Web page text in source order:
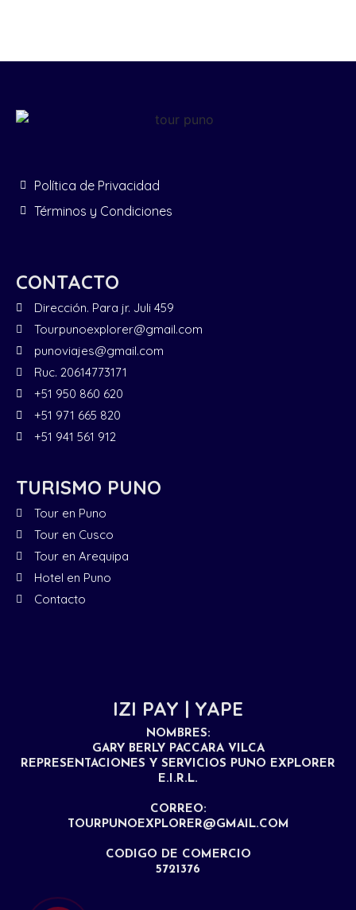
Política de Privacidad
Términos y Condiciones
CONTACTO
Dirección. Para jr. Juli 459
Tourpunoexplorer@gmail.com
punoviajes@gmail.com
Ruc. 20614773171
+51 950 860 620
+51 971 665 820
+51 941 561 912
TURISMO PUNO
Tour en Puno
Tour en Cusco
Tour en Arequipa
Hotel en Puno
Contacto
IZI PAY | YAPE
NOMBRES:
GARY BERLY PACCARA VILCA
REPRESENTACIONES Y SERVICIOS PUNO EXPLORER
E.I.R.L.
CORREO:
TOURPUNOEXPLORER@GMAIL.COM
CODIGO DE COMERCIO
5721376